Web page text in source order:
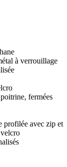
à verrouillage
fermées
profilée avec zip et